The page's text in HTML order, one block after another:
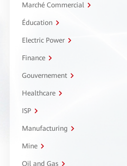
Marché Commercial
Éducation
Electric Power
Finance
Gouvernement
Healthcare
ISP
Manufacturing
Mine
Oil and Gas